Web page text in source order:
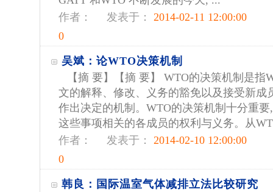
作者：
发表于： 2014-02-11 12:00:00
0
吴斌：论WTO决策机制
【摘 要】【摘 要】 WTO的决策机制是指
文的解释、修改、义务的豁免以及接受新成
作出决定的机制。WTO的决策机制十分重
这些事项相关的各成员的权利与义务。从
作者：
发表于： 2014-02-10 12:00:00
0
韩良：国际温室气体减排立法比较研究